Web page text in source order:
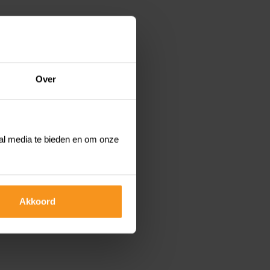
Over
media te bieden en om onze
Akkoord
houten palen.
roller of spuit.